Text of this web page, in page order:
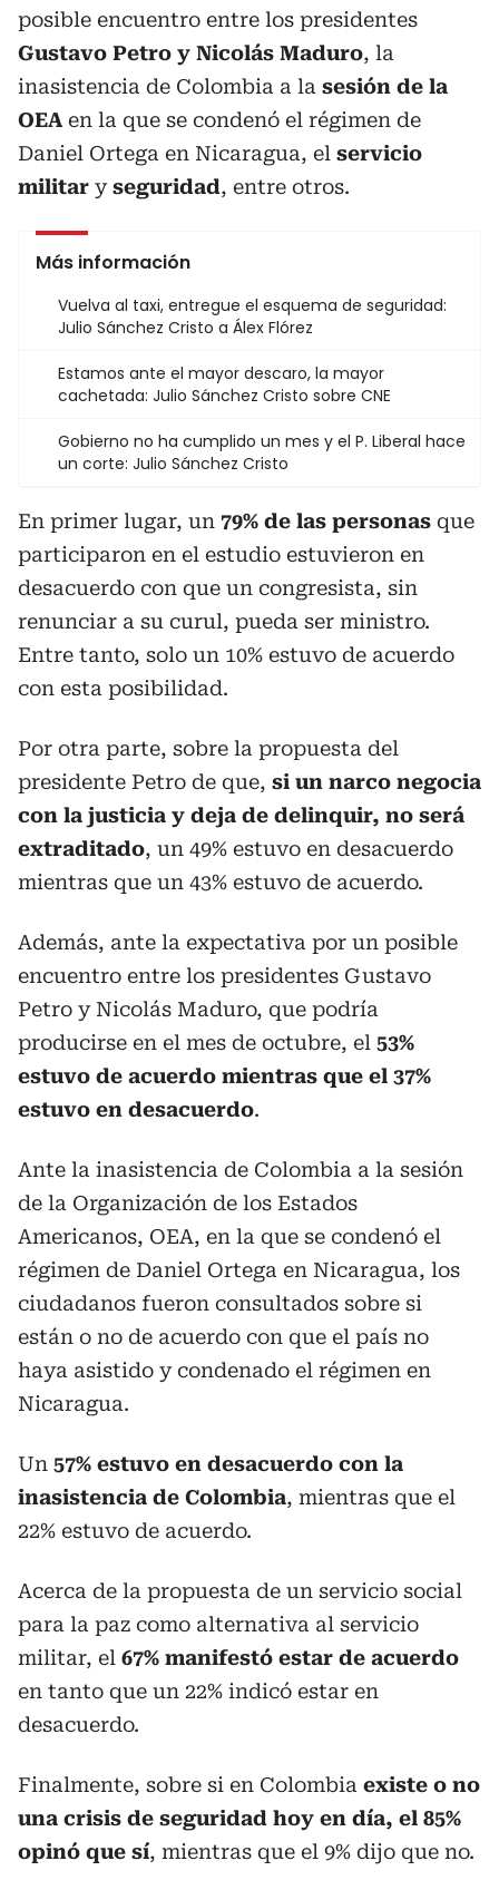
posible encuentro entre los presidentes
Gustavo Petro y Nicolás Maduro, la
inasistencia de Colombia a la sesión de la
OEA en la que se condenó el régimen de
Daniel Ortega en Nicaragua, el servicio
militar yseguridad, entre otros.
Más información
Vuelva al taxi, entregue el esquema de seguridad:
Julio Sánchez Cristo a Álex Flórez
Estamos ante el mayor descaro, la mayor
cachetada: Julio Sánchez Cristo sobre CNE
Gobierno no ha cumplido un mes y el P. Liberal hace
un corte: Julio Sánchez Cristo
En primer lugar, un 79% de las personas que
participaron en el estudio estuvieron en
desacuerdo con que un congresista, sin
renunciar a su curul, pueda ser ministro.
Entre tanto, solo un 10% estuvo de acuerdo
con esta posibilidad.
Por otra parte, sobre la propuesta del
presidente Petro de que, si un narco negocia
con la justicia y deja de delinquir, no será
extraditado, un 49% estuvo en desacuerdo
mientras que un 43% estuvo de acuerdo.
Además, ante la expectativa por un posible
encuentro entre los presidentes Gustavo
Petro y Nicolás Maduro, que podría
producirse en el mes de octubre, el 53%
estuvo de acuerdo mientras que el 37%
estuvo en desacuerdo.
Ante la inasistencia de Colombia a la sesión
de la Organización de los Estados
Americanos, OEA, en la que se condenó el
régimen de Daniel Ortega en Nicaragua, los
ciudadanos fueron consultados sobre si
están o no de acuerdo con que el país no
haya asistido y condenado el régimen en
Nicaragua.
Un 57% estuvo en desacuerdo con la
inasistencia de Colombia, mientras que el
22% estuvo de acuerdo.
Acerca de la propuesta de un servicio social
para la paz como alternativa al servicio
militar, el 67% manifestó estar de acuerdo
en tanto que un 22% indicó estar en
desacuerdo.
Finalmente, sobre si en Colombia existe o no
una crisis de seguridad hoy en día, el 85%
opinó que sí, mientras que el 9% dijo que no.